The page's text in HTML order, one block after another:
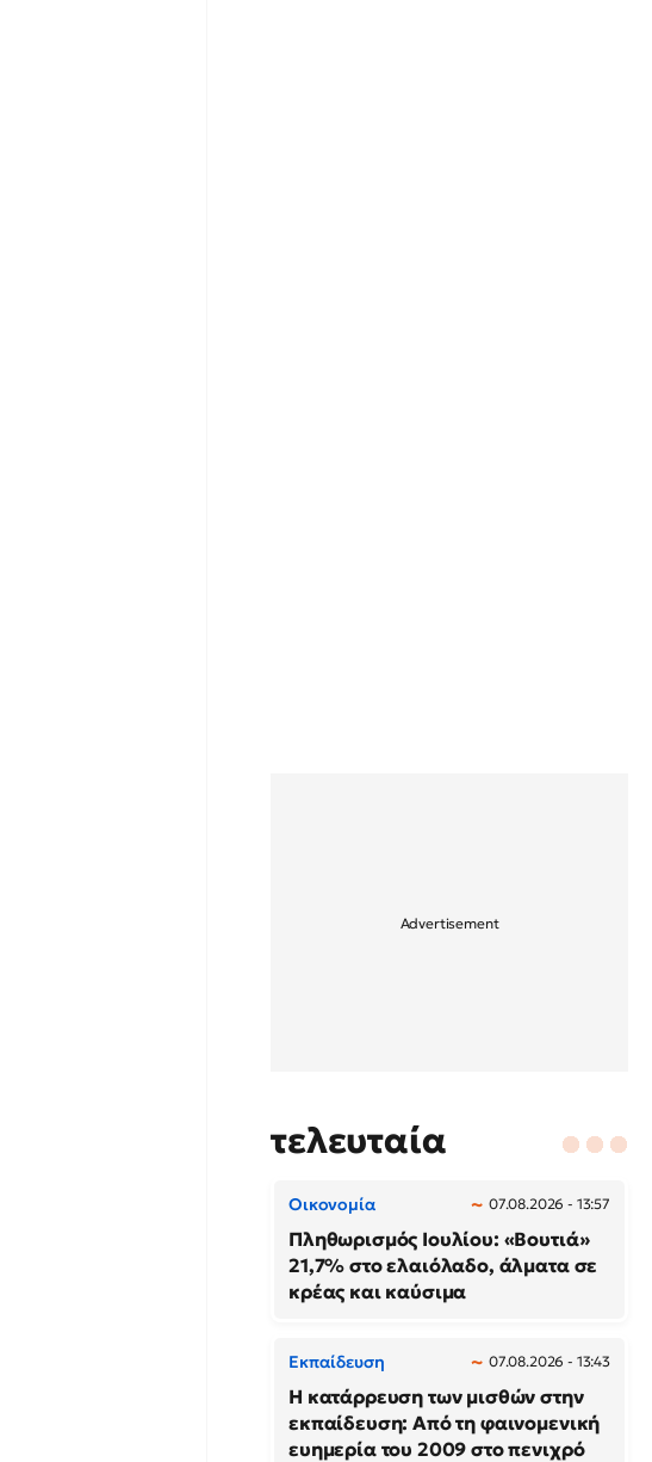
τελευταία
Οικονομία 07.08.2026 - 13:57
Πληθωρισμός Ιουλίου: «Βουτιά»
21,7% στο ελαιόλαδο, άλματα σε
κρέας και καύσιμα
Εκπαίδευση 07.08.2026 - 13:43
Η κατάρρευση των μισθών στην
εκπαίδευση: Από τη φαινομενική
ευημερία του 2009 στο πενιχρό